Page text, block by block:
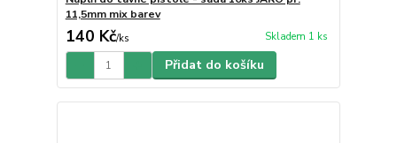
11,5mm mix barev
140 Kč/ks Skladem 1 ks
Přidat do košíku